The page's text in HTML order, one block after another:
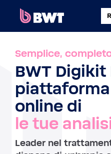
COLLEGATI A
GESTISCI UN ACCOUNT
REGISTRA UN KIT SENZA
INFORMAZIONI SU BWT
CONTATTA
Semplice,
BWT Digikit
online di
le tue
Leader nel